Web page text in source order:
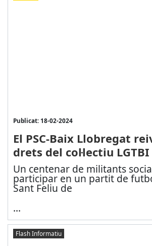
Publicat: 18-02-2024
El PSC-Baix Llobregat
drets del col·lectiu LGTBI
Un centenar de militants
participar en un partit de
Sant Feliu de
...
Flash Informatiu